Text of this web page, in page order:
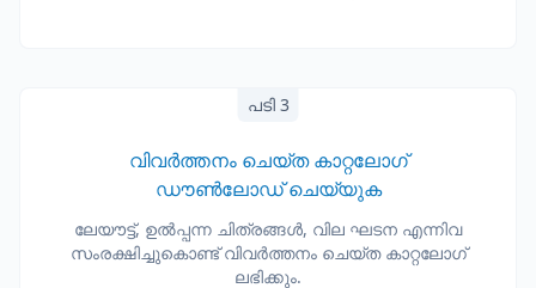
പടി 3
വിവർത്തനം ചെയ്ത കാറ്റലോഗ്
ഡൗൺലോഡ് ചെയ്യുക
ലേയൗട്ട്, ഉൽപ്പന്ന ചിത്രങ്ങൾ, വില ഘടന എന്നിവ
സംരക്ഷിച്ചുകൊണ്ട് വിവർത്തനം ചെയ്ത കാറ്റലോഗ്
ലഭിക്കും.